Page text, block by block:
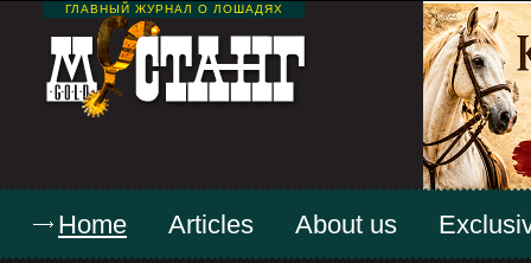
ГЛАВНЫЙ ЖУРНАЛ О ЛОШАДЯХ
Home Articles About us